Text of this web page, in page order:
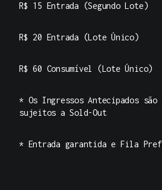
R$ 15 Entrada (Segundo Lote)
R$ 20 Entrada (Lote Único)
R$ 60 Consumível (Lote Único)
* Os Ingressos Antecipados
sujeitos a Sold-Out
* Entrada garantida e Fila